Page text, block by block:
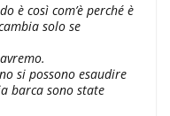
è così com’è perché è
solo se
si possono esaudire
barca sono state